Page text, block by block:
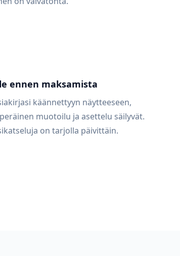
ennen maksamista
käännettyyn näytteeseen,
muotoilu ja asettelu säilyvät.
on tarjolla päivittäin.